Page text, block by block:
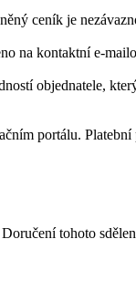
ceník je
na kontaktní e-
objednatele,
portálu.
tohoto